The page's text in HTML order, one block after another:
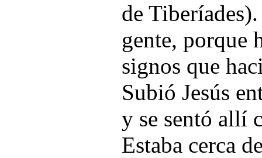
de
gente, porque
signos que
Subió Jesús
y se sentó allí
Estaba cerca